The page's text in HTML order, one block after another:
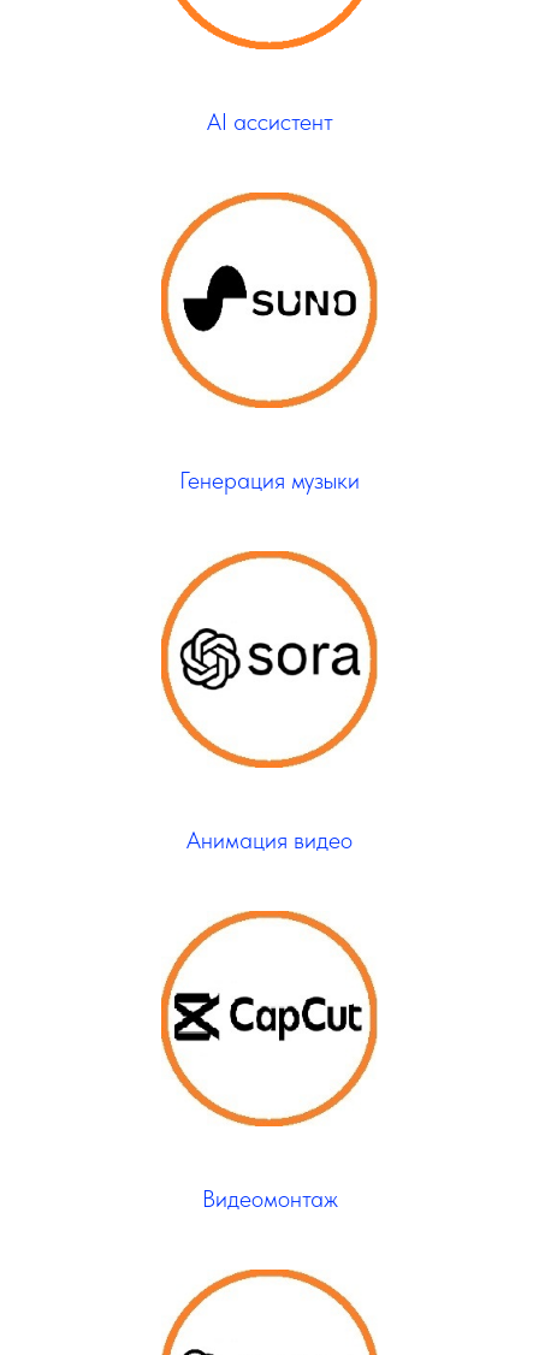
AI ассистент
Генерация музыки
Анимация видео
Видеомонтаж